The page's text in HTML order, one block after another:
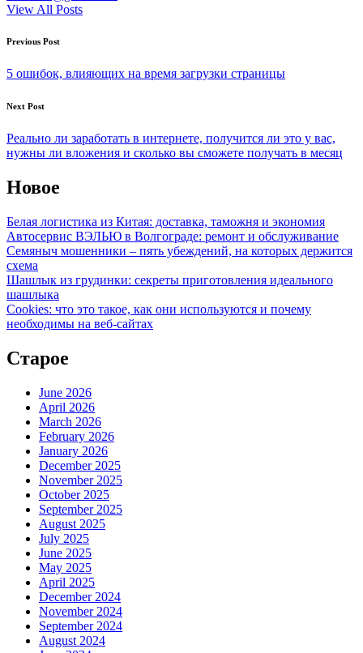
View All Posts
Post
navigation
Previous Post
5 ошибок, влияющих на время загрузки страницы
Next Post
Реально ли заработать в интернете, получится ли это у вас,
нужны ли вложения и сколько вы сможете получать в месяц
Новое
Белая логистика из Китая: доставка, таможня и экономия
Автосервис ВЭЛЬЮ в Волгограде: ремонт и обслуживание
Семяныч мошенники – пять убеждений, на которых держится
схема
Шашлык из грудинки: секреты приготовления идеального
шашлыка
Cookies: что это такое, как они используются и почему
необходимы на веб-сайтах
Старое
June 2026
April 2026
March 2026
February 2026
January 2026
December 2025
November 2025
October 2025
September 2025
August 2025
July 2025
June 2025
May 2025
April 2025
December 2024
November 2024
September 2024
August 2024